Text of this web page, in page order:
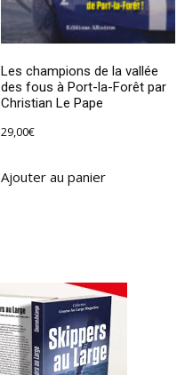
Les champions de la vallée
des fous à Port-la-Forêt par
Christian Le Pape
29,00€
Ajouter au panier